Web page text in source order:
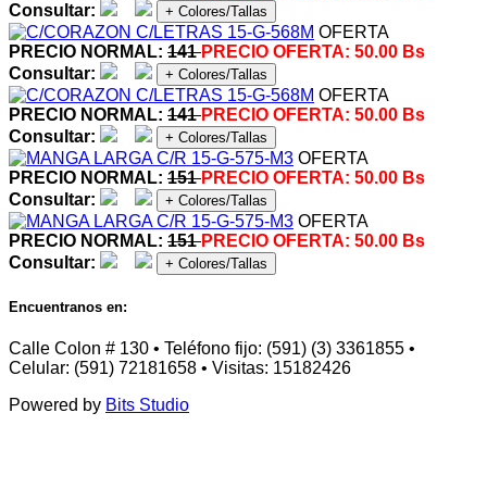
Consultar:
+ Colores/Tallas
OFERTA
PRECIO NORMAL: 141PRECIO OFERTA: 50.00 Bs
Consultar:
+ Colores/Tallas
OFERTA
PRECIO NORMAL: 141PRECIO OFERTA: 50.00 Bs
Consultar:
+ Colores/Tallas
OFERTA
PRECIO NORMAL: 151PRECIO OFERTA: 50.00 Bs
Consultar:
+ Colores/Tallas
OFERTA
PRECIO NORMAL: 151PRECIO OFERTA: 50.00 Bs
Consultar:
+ Colores/Tallas
Encuentranos en:
Calle Colon # 130 • Teléfono fijo: (591) (3) 3361855 •
Celular: (591) 72181658 • Visitas: 15182426
Powered by Bits Studio